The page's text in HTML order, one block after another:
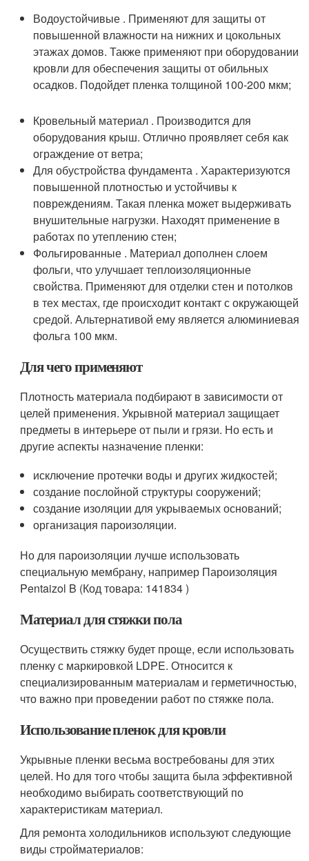
Водоустойчивые . Применяют для защиты от
повышенной влажности на нижних и цокольных
этажах домов. Также применяют при оборудовании
кровли для обеспечения защиты от обильных
осадков. Подойдет пленка толщиной 100-200 мкм;
Кровельный материал . Производится для
оборудования крыш. Отлично проявляет себя как
ограждение от ветра;
Для обустройства фундамента . Характеризуются
повышенной плотностью и устойчивы к
повреждениям. Такая пленка может выдерживать
внушительные нагрузки. Находят применение в
работах по утеплению стен;
Фольгированные . Материал дополнен слоем
фольги, что улучшает теплоизоляционные
свойства. Применяют для отделки стен и потолков
в тех местах, где происходит контакт с окружающей
средой. Альтернативой ему является алюминиевая
фольга 100 мкм.
Для чего применяют
Плотность материала подбирают в зависимости от
целей применения. Укрывной материал защищает
предметы в интерьере от пыли и грязи. Но есть и
другие аспекты назначение пленки:
исключение протечки воды и других жидкостей;
создание послойной структуры сооружений;
создание изоляции для укрываемых оснований;
организация пароизоляции.
Но для пароизоляции лучше использовать
специальную мембрану, например Пароизоляция
Pentaizol B (Код товара: 141834 )
Материал для стяжки пола
Осуществить стяжку будет проще, если использовать
пленку с маркировкой LDPE. Относится к
специализированным материалам и герметичностью,
что важно при проведении работ по стяжке пола.
Использование пленок для кровли
Укрывные пленки весьма востребованы для этих
целей. Но для того чтобы защита была эффективной
необходимо выбирать соответствующий по
характеристикам материал.
Для ремонта холодильников используют следующие
виды стройматериалов: